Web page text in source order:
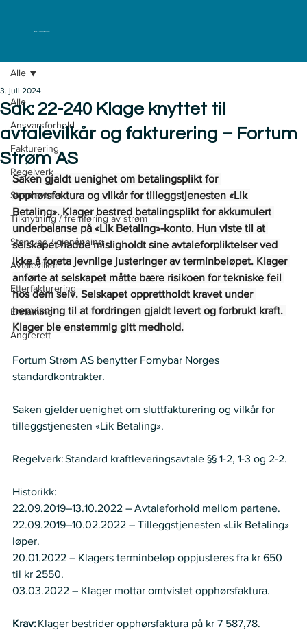
ELKLAGENEMNDA
Alle
Ansvarsforhold
Fakturering
Regelverk
Strømavtaler
Tilknytning / fremføring av strøm
Stenging / gjenåpning
Avtalevilkår
Etterfakturering
Erstatning
Angrerett
Alle
Sak: 22-240 Klage knyttet til
avtalevilkår og fakturering – Fortum
Strøm AS
3. juli 2024
Saken gjaldt uenighet om betalingsplikt for
opphørsfaktura og vilkår for tilleggstjenesten «Lik
Betaling». Klager bestred betalingsplikt for akkumulert
underbalanse på «Lik Betaling»-konto. Hun viste til at
selskapet hadde misligholdt sine avtaleforpliktelser ved
ikke å foreta jevnlige justeringer av terminbeløpet. Klager
anførte at selskapet måtte bære risikoen for tekniske feil
hos dem selv. Selskapet opprettholdt kravet under
henvisning til at fordringen gjaldt levert og forbrukt kraft.
Klager ble enstemmig gitt medhold.
Fortum Strøm AS benytter Fornybar Norges
standardkontrakter.
Saken gjelder uenighet om sluttfakturering og vilkår for
tilleggstjenesten «Lik Betaling».
Regelverk: Standard kraftleveringsavtale §§ 1-2, 1-3 og 2-2.
Historikk:
22.09.2019–13.10.2022 – Avtaleforhold mellom partene.
22.09.2019–10.02.2022 – Tilleggstjenesten «Lik Betaling»
løper.
20.01.2022 – Klagers terminbeløp oppjusteres fra kr 650
til kr 2550.
03.03.2022 – Klager mottar omtvistet opphørsfaktura.
Krav: Klager bestrider opphørsfaktura på kr 7 587,78.